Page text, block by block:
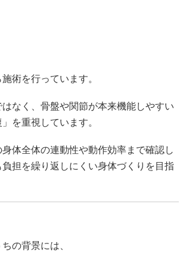
術を行っています。
はなく、骨盤や関節が本来機能しやすい
を重視しています。
体全体の連動性や動作効率まで確認し
担を繰り返しにくい身体づくりを目指
の背景には、